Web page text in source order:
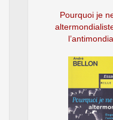
Pourquoi je